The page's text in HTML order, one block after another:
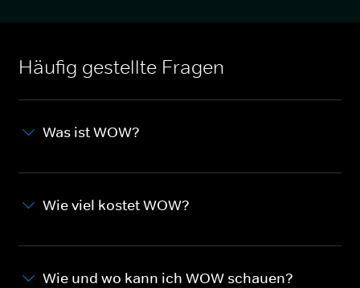
Häufig gestellte Fragen
Was ist WOW?
Wie viel kostet WOW?
Wie und wo kann ich WOW schauen?